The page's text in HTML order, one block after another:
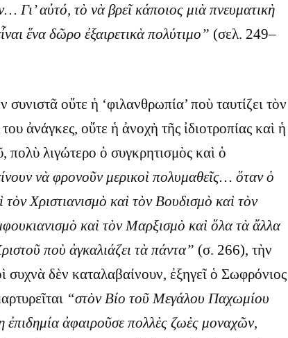
Γι’ αὐτό, τὸ νὰ βρεῖ κάποιος μιὰ πνευματικὴ
ἕνα δῶρο ἐξαιρετικὰ πολύτιμο” (σελ. 249–
οὔτε ἡ ‘φιλανθρωπία’ ποὺ ταυτίζει τὸν
ἀνάγκες, οὔτε ἡ ἀνοχὴ τῆς ἰδιοτροπίας καὶ ἡ
λιγώτερο ὁ συγκρητισμὸς καὶ ὁ
νὰ φρονοῦν μερικοὶ πολυμαθεῖς… ὅταν ὁ
Χριστιανισμὸ καὶ τὸν Βουδισμὸ καὶ τὸν
καὶ τὸν Μαρξισμὸ καὶ ὅλα τὰ ἄλλα
ποὺ ἀγκαλιάζει τὰ πάντα” (σ. 266), τὴν
συχνὰ δὲν καταλαβαίνουν, ἐξηγεῖ ὁ Σωφρόνιος
“στὸν Βίο τοῦ Μεγάλου Παχωμίου
ἐπιδημία ἀφαιροῦσε πολλὲς ζωὲς μοναχῶν,